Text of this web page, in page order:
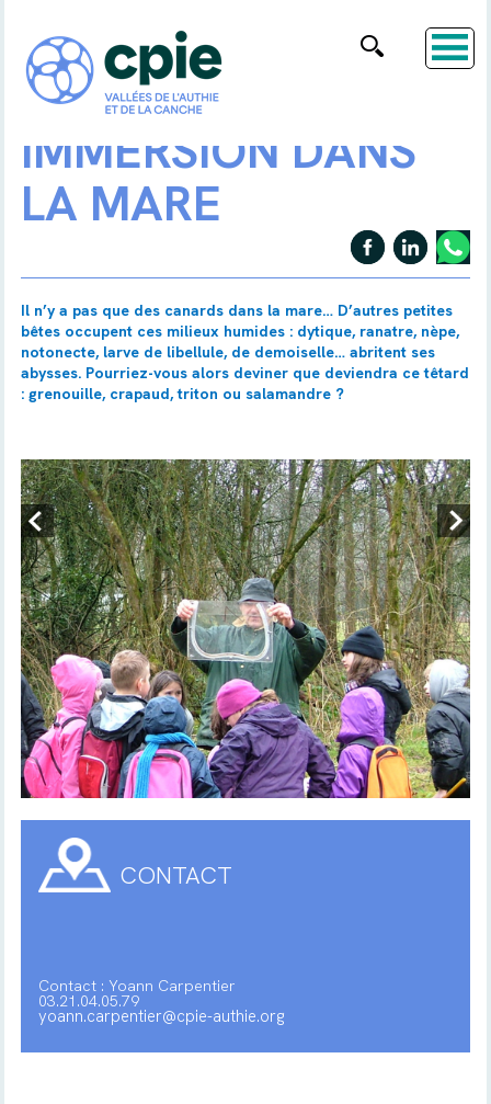
IMMERSION DANS
LA MARE
Il n’y a pas que des canards dans la mare… D’autres petites
bêtes occupent ces milieux humides : dytique, ranatre, nèpe,
notonecte, larve de libellule, de demoiselle… abritent ses
abysses. Pourriez-vous alors deviner que deviendra ce têtard
: grenouille, crapaud, triton ou salamandre ?
CONTACT
Contact : Yoann Carpentier
03.21.04.05.79
yoann.carpentier@cpie-authie.org